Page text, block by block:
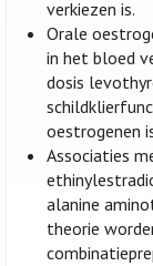
verkiezen is.
Orale
in het bloed
dosis
oestrogenen
Associaties
alanine
theorie